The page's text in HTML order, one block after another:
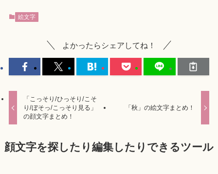
絵文字
よかったらシェアしてね！
「こっそり/ひっそり/こそ
り/ぼそっ/こっそり見る」
の顔文字まとめ！
「秋」の絵文字まとめ！
顔文字を探したり編集したりできるツール